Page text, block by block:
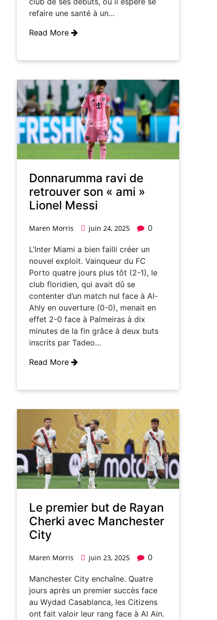
refaire une santé à un…
Read More
Donnarumma ravi de
retrouver son « ami »
Lionel Messi
Maren Morris juin 24, 2025 0
L’Inter Miami a bien failli créer un
nouvel exploit. Vainqueur du FC
Porto quatre jours plus tôt (2-1), le
club floridien, qui avait dû se
contenter d’un match nul face à Al-
Ahly en ouverture (0-0), menait en
effet 2-0 face à Palmeiras à dix
minutes de la fin grâce à deux buts
inscrits par Tadeo…
Read More
Le premier but de Rayan
Cherki avec Manchester
City
Maren Morris juin 23, 2025 0
Manchester City enchaîne. Quatre
jours après un premier succès face
au Wydad Casablanca, les Citizens
ont fait valoir leur rang face à Al Ain.